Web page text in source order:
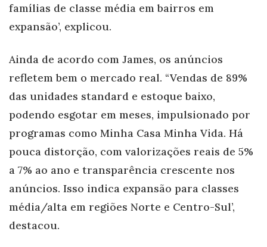
famílias de classe média em bairros em
expansão’, explicou.
Ainda de acordo com James, os anúncios
refletem bem o mercado real. “Vendas de 89%
das unidades standard e estoque baixo,
podendo esgotar em meses, impulsionado por
programas como Minha Casa Minha Vida. Há
pouca distorção, com valorizações reais de 5%
a 7% ao ano e transparência crescente nos
anúncios. Isso indica expansão para classes
média/alta em regiões Norte e Centro-Sul’,
destacou.